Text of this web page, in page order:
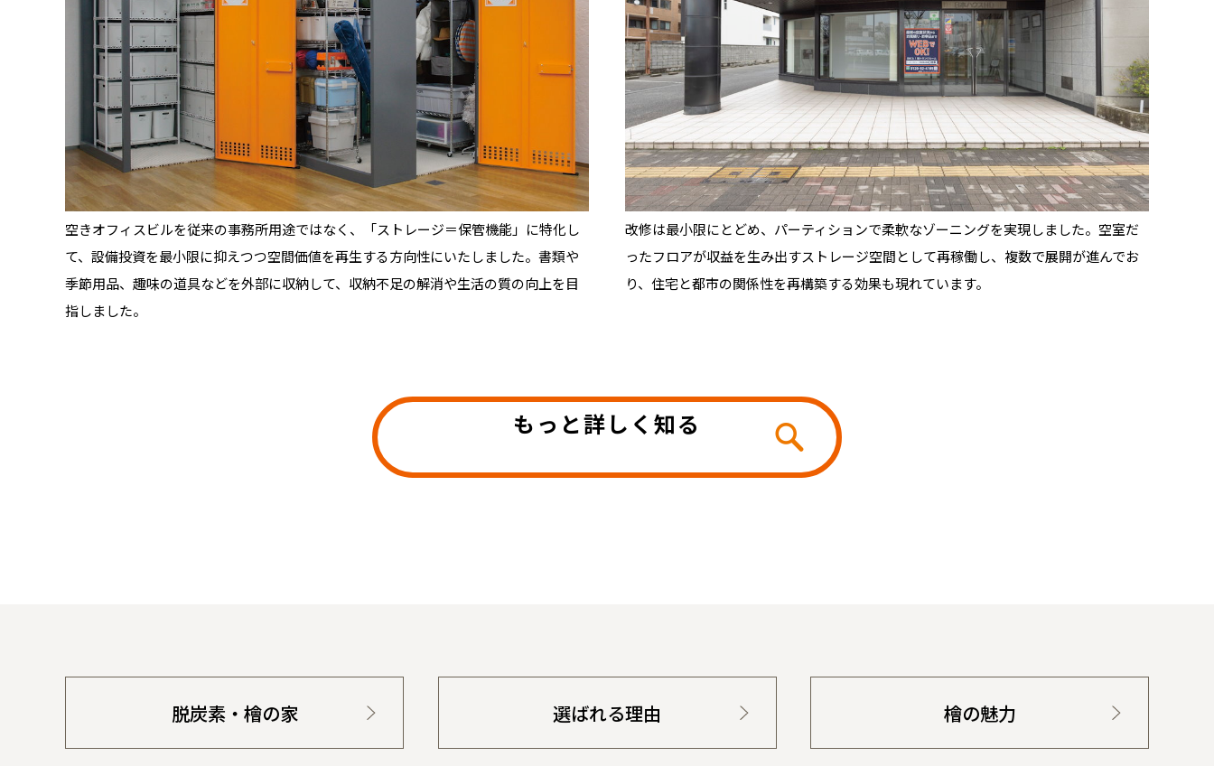
空きオフィスビルを従来の事務所用途ではなく、「ストレージ＝保管機能」に特化し
て、設備投資を最小限に抑えつつ空間価値を再生する方向性にいたしました。書類や
季節用品、趣味の道具などを外部に収納して、収納不足の解消や生活の質の向上を目
指しました。
改修は最小限にとどめ、パーティションで柔軟なゾーニングを実現しました。空室だ
ったフロアが収益を生み出すストレージ空間として再稼働し、複数で展開が進んでお
り、住宅と都市の関係性を再構築する効果も現れています。
もっと詳しく知る
脱炭素・檜の家 選ばれる理由 檜の魅力